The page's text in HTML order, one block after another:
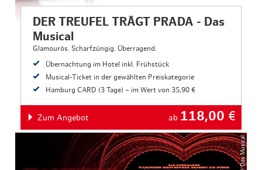
DER TREUFEL TRÄGT PRADA - Das
Musical
Glamourös. Scharfzüngig. Überragend.
Übernachtung im Hotel inkl. Frühstück
Musical-Ticket in der gewählten Preiskategorie
Hamburg CARD (3 Tage) – im Wert von 35,90 €
Zum Angebot ab 118,00 €